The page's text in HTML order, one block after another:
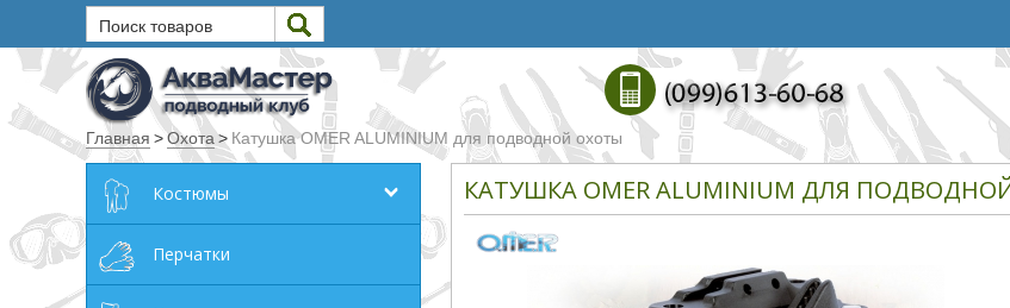
Поиск товаров
Текст
Искать
Любое из слов
Все слова
Точное совпадение
Главная >Охота > Катушка OMER ALUMINIUM для подводной охоты
Костюмы
Перчатки
КАТУШКА OMER ALUMINIUM ДЛЯ